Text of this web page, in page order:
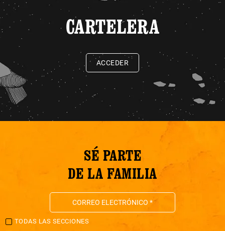
CARTELERA
ACCEDER
SÉ PARTE
DE LA FAMILIA
TODAS LAS SECCIONES